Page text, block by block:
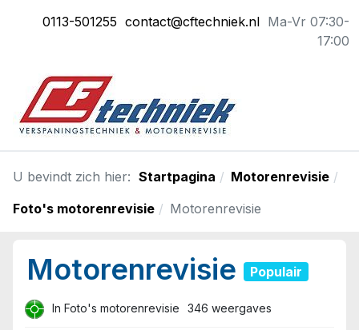
0113-501255 contact@cftechniek.nl Ma-Vr 07:30-
17:00
U bevindt zich hier: Startpagina
Motorenrevisie
Foto's motorenrevisie
Motorenrevisie
Motorenrevisie Populair
In Foto's motorenrevisie 346 weergaves